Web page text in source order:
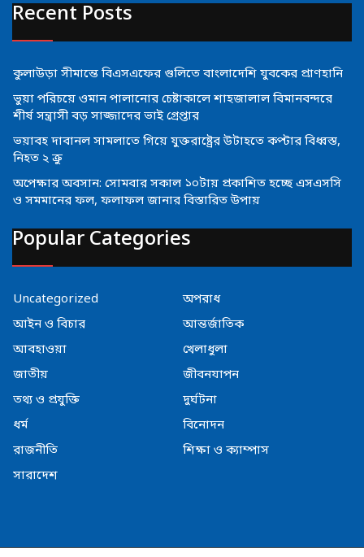
Recent Posts
কুলাউড়া সীমান্তে বিএসএফের গুলিতে বাংলাদেশি যুবকের প্রাণহানি
ভুয়া পরিচয়ে ওমান পালানোর চেষ্টাকালে শাহজালাল বিমানবন্দরে
শীর্ষ সন্ত্রাসী বড় সাজ্জাদের ভাই গ্রেপ্তার
ভয়াবহ দাবানল সামলাতে গিয়ে যুক্তরাষ্ট্রের উটাহতে কপ্টার বিধ্বস্ত,
নিহত ২ ক্রু
অপেক্ষার অবসান: সোমবার সকাল ১০টায় প্রকাশিত হচ্ছে এসএসসি
ও সমমানের ফল, ফলাফল জানার বিস্তারিত উপায়
Popular Categories
Uncategorized
অপরাধ
আইন ও বিচার
আন্তর্জাতিক
আবহাওয়া
খেলাধুলা
জাতীয়
জীবনযাপন
তথ্য ও প্রযুক্তি
দুর্ঘটনা
ধর্ম
বিনোদন
রাজনীতি
শিক্ষা ও ক্যাম্পাস
সারাদেশ